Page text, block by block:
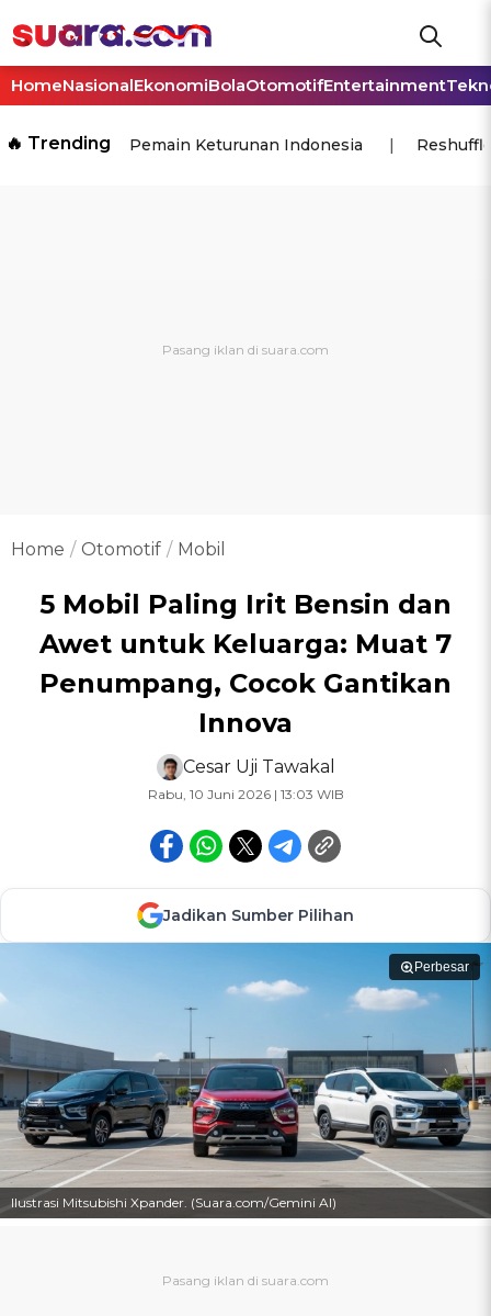
HomeNasionalEkonomiBolaOtomotifEntertainment
🔥 Trending Pemain Keturunan Indonesia
Home Otomotif Mobil
5 Mobil Paling Irit Bensin dan
Awet untuk Keluarga: Muat 7
Penumpang, Cocok Gantikan
Innova
Cesar Uji Tawakal
Rabu, 10 Juni 2026 | 13:03 WIB
Jadikan Sumber Pilihan
Perbesar
Ilustrasi Mitsubishi Xpander. (Suara.com/Gemini AI)